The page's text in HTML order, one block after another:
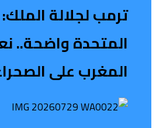
ترمب لجلالة الملك:
المتحدة واضحة..
المغرب على